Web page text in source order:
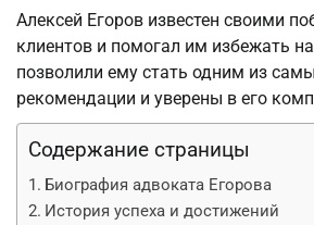
Алексей Егоров известен своими
клиентов и помогал им избежать
позволили ему стать одним из
рекомендации и уверены в его
Содержание страницы
Биография адвоката Егорова
История успеха и достижений